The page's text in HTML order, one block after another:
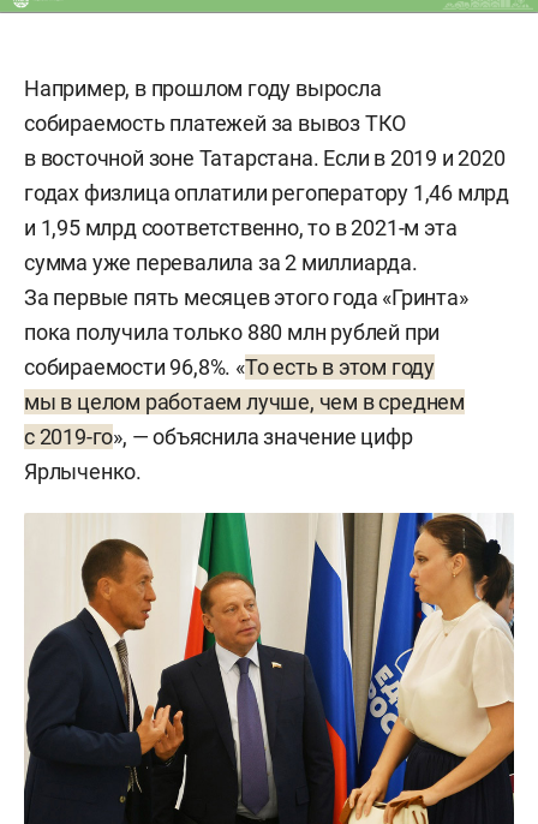
Например, в прошлом году выросла
собираемость платежей за вывоз ТКО
в восточной зоне Татарстана. Если в 2019 и 2020
годах физлица оплатили регоператору 1,46 млрд
и 1,95 млрд соответственно, то в 2021-м эта
сумма уже перевалила за 2 миллиарда.
За первые пять месяцев этого года «Гринта»
пока получила только 880 млн рублей при
собираемости 96,8%. «То есть в этом году
мы в целом работаем лучше, чем в среднем
с 2019-го», — объяснила значение цифр
Ярлыченко.